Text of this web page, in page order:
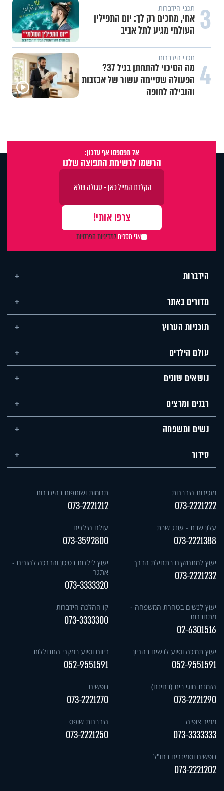
3 עשייה והעצמה נשית
משיבת נפש: הגבול הדק שבין חוסר
טקט לפגיעה בזולת
4 תכני ערוץ הידברות
חלום אדיר: חלמתי על בית המקדש
אל תפספסו אף עדכון:
הרשמו לרשימת התפוצה שלנו
אני מסכיםלמדיניות הפרטיות
הידברות
מדורים באתר
תוכניות הערוץ
עולם הילדים
נושאים שונים
רבנים ומרצים
נשים ומשפחה
סידור
מזכירות הידברות
073-2221222
תרומות ושותפות בהידברות
073-2221212
עלון שבת - עונג שבת
073-2221388
עולם הילדים
073-3592800
יעוץ למתחזקים בתחילת הדרך
073-2221232
יעוץ לילדות בסיכון והדרכה להורים -
אתגר
073-3333320
יעוץ לנשים בטהרת המשפחה -
מתחברות
02-6301516
קו ההלכה הידברות
073-3333300
יעוץ תמיכה וסיוע לנשים בהריון
052-9551591
דיווח וסיוע במקרי התבוללות
052-9551591
הזמנת חוגי בית (בחינם)
073-2221290
נופשים
073-2221270
ממיר צופיה
073-3333333
הידברות שופס
073-2221250
נופשים וסמינרים בחו"ל
073-2221202